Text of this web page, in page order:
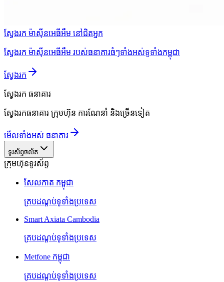
ស្វែងរក ម៉ាស៊ីនអេធីអឹម នៅជិតអ្នក
ស្វែងរក ម៉ាស៊ីនអេធីអឹម របស់ធនាគារធំៗទាំងអស់ទូទាំងកម្ពុជា
ស្វែងរក
ស្វែងរក ធនាគារ
ស្វែងរកធនាគារ ក្រុមហ៊ុន ការណែនាំ និងច្រើនទៀត
មើលទាំងអស់ ធនាគារ
ទូរស័ព្ទចល័ត
ក្រុមហ៊ុនទូរស័ព្ទ
សែលកាត កម្ពុជា
គ្របដណ្តប់ទូទាំងប្រទេស
Smart Axiata Cambodia
គ្របដណ្តប់ទូទាំងប្រទេស
Metfone កម្ពុជា
គ្របដណ្តប់ទូទាំងប្រទេស